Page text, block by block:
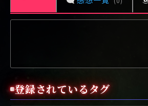
は行
は ひ ふ へ
ほ
ら行
ら
わ行
わ
ハ行
ハ ヒ フ
ワ行
ワ
登録されているタグ